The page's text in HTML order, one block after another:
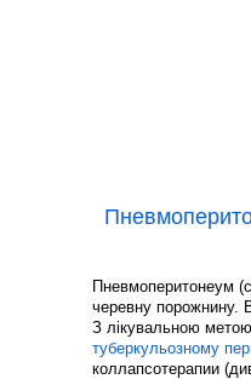
Пневмоперитонеум
черевну порожнину.
З лікувальною
туберкульозному
коллапсотерапии